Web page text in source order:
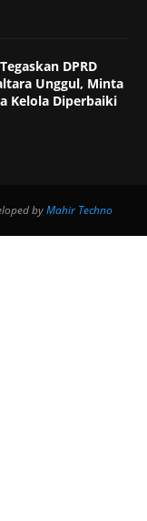
DPRD
Unggul, Minta
Kelola Diperbaiki
byMahir Techno